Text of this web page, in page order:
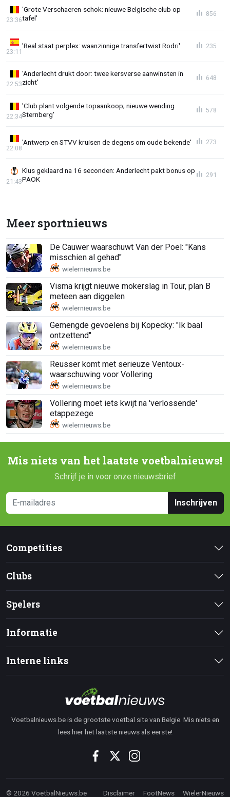
'Grote Verschaeren-schok: nieuwe Belgische club op
tafel'
23:36
856
'Real staat perplex: waanzinnige transfertwist Rodri'
23:11
235
'Anderlecht drukt door: twee kersverse aanwinsten in
zicht'
22:53
648
'Club plant volgende topaankoop; nieuwe wending
Sternberg'
22:34
578
'Antwerp en STVV kruisen de degens om oude bekende'
22:08
273
Klus geklaard na 16 seconden: Anderlecht pakt bonus op
PAOK
21:43
291
Meer sportnieuws
De Cauwer waarschuwt Van der Poel: "Kans
misschien al gehad"
Visma krijgt nieuwe mokerslag in Tour, plan B
meteen aan diggelen
Gemengde gevoelens bij Kopecky: "Ik baal
ontzettend"
Reusser komt met serieuze Ventoux-
waarschuwing voor Vollering
Vollering moet iets kwijt na 'verlossende'
etappezege
Mis niets van het laatste voetbalnieuws!
Schrijf je in voor onze nieuwsbrief
Inschrijven
Competities
Clubs
Spelers
Informatie
Interne links
Voetbalnieuws.be is de grootste voetbal site van Belgie. Mis niets en
lees hier het laatste nieuws als eerste!
© 2026 VoetbalNieuws.be Disclaimer FootNews WielerNieuws